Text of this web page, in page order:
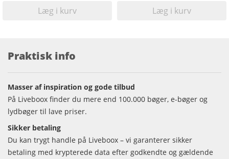
Læg i kurv Læg i kurv
Praktisk info
Masser af inspiration og gode tilbud
På Liveboox finder du mere end 100.000 bøger, e-bøger og
lydbøger til lave priser.
Sikker betaling
Du kan trygt handle på Liveboox – vi garanterer sikker
betaling med krypterede data efter godkendte og gældende